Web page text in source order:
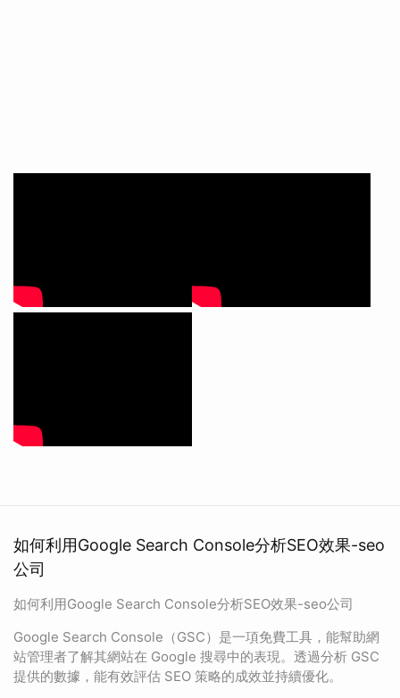
如何利用Google Search Console分析SEO效果-seo
公司
如何利用Google Search Console分析SEO效果-seo公司
Google Search Console（GSC）是一項免費工具，能幫助網
站管理者了解其網站在 Google 搜尋中的表現。透過分析 GSC
提供的數據，能有效評估 SEO 策略的成效並持續優化。